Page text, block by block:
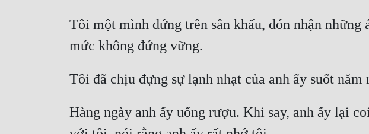
Tôi một mình đứng trên sân khấu, đón nhận
Hàng ngày anh ấy uống rượu. Khi say, anh ấy lại